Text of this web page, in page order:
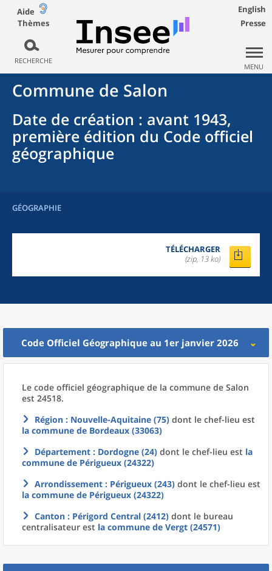
Aide
Thèmes
RECHERCHE
English
Presse
MENU
Commune de Salon
Date de création : avant 1943,
première édition du Code officiel
géographique
GÉOGRAPHIE
TÉLÉCHARGER
(zip, 13 ko)
Code Officiel Géographique au 1er janvier 2026
Le code officiel géographique de la commune de Salon
est 24518.
Région : Nouvelle-Aquitaine (75) dont le chef-lieu est
la commune de Bordeaux (33063)
Département : Dordogne (24) dont le chef-lieu est la
commune de Périgueux (24322)
Arrondissement : Périgueux (243) dont le chef-lieu est
la commune de Périgueux (24322)
Canton : Périgord Central (2412) dont le bureau
centralisateur est la commune de Vergt (24571)